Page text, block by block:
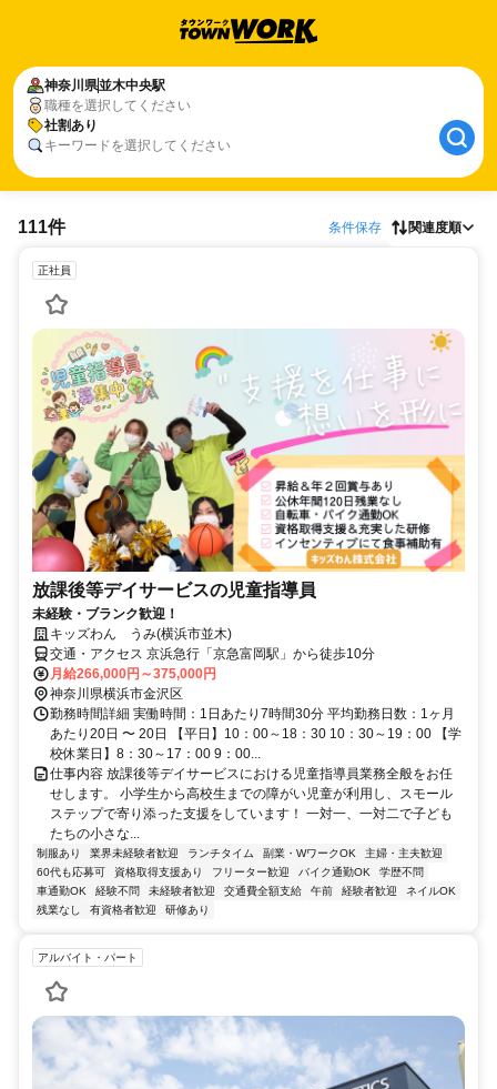
神奈川県並木中央駅
職種を選択してください
社割あり
キーワードを選択してください
111件 条件保存 関連度順
正社員
放課後等デイサービスの児童指導員
未経験・ブランク歓迎！
キッズわん うみ(横浜市並木)
交通・アクセス 京浜急行「京急富岡駅」から徒歩10分
月給266,000円～375,000円
神奈川県横浜市金沢区
勤務時間詳細 実働時間：1日あたり7時間30分 平均勤務日数：1ヶ月
あたり20日 〜 20日 【平日】10：00～18：30 10：30～19：00 【学
校休業日】8：30～17：00 9：00...
仕事内容 放課後等デイサービスにおける児童指導員業務全般をお任
せします。 小学生から高校生までの障がい児童が利用し、スモール
ステップで寄り添った支援をしています！ 一対一、一対二で子ども
たちの小さな...
制服あり 業界未経験者歓迎 ランチタイム 副業・WワークOK
主婦・主夫歓迎
60代も応募可
資格取得支援あり フリーター歓迎 バイク通勤OK
学歴不問
車通勤OK
経験不問 未経験者歓迎 交通費全額支給 午前 経験者歓迎
ネイルOK
残業なし
有資格者歓迎 研修あり
アルバイト・パート